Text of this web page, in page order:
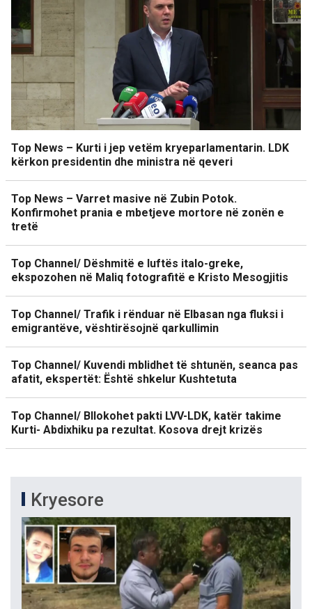
Top News – Kurti i jep vetëm kryeparlamentarin. LDK
kërkon presidentin dhe ministra në qeveri
Top News – Varret masive në Zubin Potok.
Konfirmohet prania e mbetjeve mortore në zonën e
tretë
Top Channel/ Dëshmitë e luftës italo-greke,
ekspozohen në Maliq fotografitë e Kristo Mesogjitis
Top Channel/ Trafik i rënduar në Elbasan nga fluksi i
emigrantëve, vështirësojnë qarkullimin
Top Channel/ Kuvendi mblidhet të shtunën, seanca pas
afatit, ekspertët: Është shkelur Kushtetuta
Top Channel/ Bllokohet pakti LVV-LDK, katër takime
Kurti- Abdixhiku pa rezultat. Kosova drejt krizës
Kryesore